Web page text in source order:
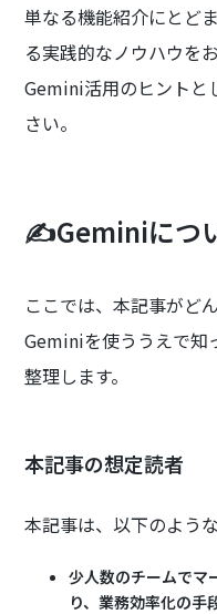
単なる機能紹介にとど
る実践的なノウハウを
Gemini活用のヒントと
さい。
✍️Geminiにつ
ここでは、本記事がど
Geminiを使ううえで知
整理します。
本記事の想定読者
本記事は、以下のよう
少人数のチームでマ
り、業務効率化の手